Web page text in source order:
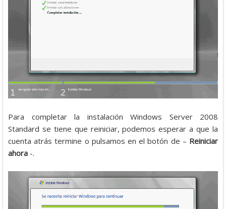
Para completar la instalación Windows Server 2008
Standard se tiene que reiniciar, podemos esperar a que la
cuenta atrás termine o pulsamos en el botón de – Reiniciar
ahora -.